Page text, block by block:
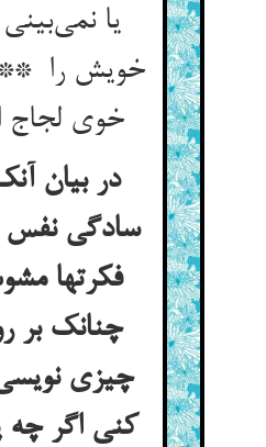
یا
خویش را
خوی لجاج اندیش را
در بیان
سادگی نفس
فکرتها
چنانک بر
چیزی
کنی اگر